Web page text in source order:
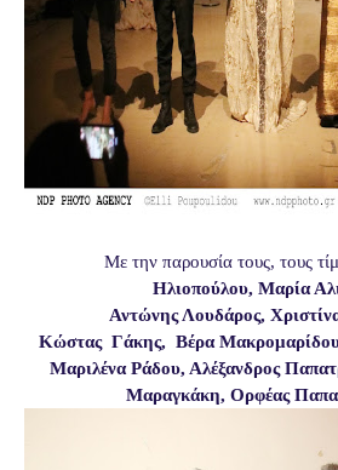
Με την παρουσία τους, τους
Ηλιοπούλου, Μαρία
Αντώνης Λουδάρος,
Κώστας Γάκης, Βέρα
Μαριλένα Ράδου, Αλέξανδρος
Μαραγκάκη, Ορφέας